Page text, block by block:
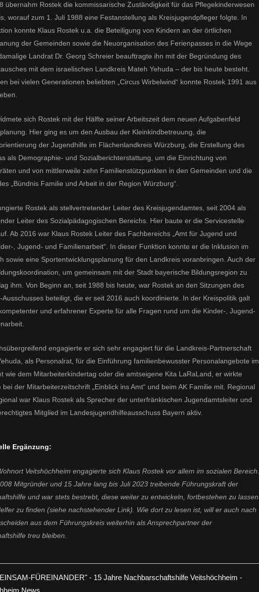
übernahm Rostek die kommissarische Zuständigkeit für das Pflegekinderwesen
worauf zum 1. Juli 1988 eine Festanstellung als Kreisjugendpfleger folgte. In
konnte Klaus Rostek u.a. die Beteiligung von Kindern an der örtlichen
der Gemeinden sowie die Neuorganisation des Ferienpasses in die Wege
Landrat Dr. Georg Schreier beauftragte ihn mit der Begründung des
mit dem israelischen Landkreis Mateh Yehuda – der bis heute besteht.
bei vielen Generationen beliebten „Circus Wirbelwind“ konnte Rostek 1991 aus
sich Rostek mit der Hälfte seiner Arbeitszeit dem neuen Aufgabenfeld
Hier ging es um den Ausbau der Kleinkindbetreuung, die
der Jugendhilfe im Flächenlandkreis Würzburg, die Erstellung des
als Demographie- und Sozialberichterstattung, um die Einrichtung von
und von mittlerweile zehn Familienstützpunkten in den Gemeinden und die
„Bündnis Familie und Arbeit in der Region Würzburg“.
Rostek als stellvertretender Leiter des Kreisjugendamtes, seit 2004 als
Leiter des Sozialpädagogischen Bereichs. Hier baute er die Servicestelle
Ab 2016 war Klaus Rostek Leiter des Fachbereichs „Amt für Jugend und
, Jugend- und Familienarbeit“. In dieser Funktion konnte er die Inklusion im
sowie eine Sportentwicklungsplanung für den Landkreis voranbringen. Auch der
um gemeinsam mit der Stadt bayerische Bildungsregion zu
ihm. Von Beginn an, seit 1988 bis heute, war Rostek an den Sitzungen des
Ausschusses beteiligt, die er seit 2016 auch koordinierte. In der Kreispolitik galt
und erfahrener Experte für alle Fragen rund um die Kinder-, Jugend-
engagierte er sich sehr engagiert für die Landkreis-Partnerschaft
als Personalrat, für die Einführung familienbewusster Personalangebote im
wie dem Mitarbeiterkindertag oder die amtseigene Kita LaRaLand, er wirkte
bei der Mitarbeiterzeitschrift „Einblick ins Amt“ und beim AK Familie mit. Regional
war Klaus Rostek als Sprecher der unterfränkischen Jugendamtsleiter und
Mitglied im Landesjugendhilfeausschuss Bayern aktiv.
Ergänzung:
Veitshöchheim engagierte sich Klaus Rostek vor allem im sozialen Bereich.
Mitgründer und 15 Jahre lang bis Juli 2023 treibende Führungskraft der
und war stets bestrebt, diese weiter zu entwickeln, fortbestehen zu lassen
zu finden (siehe nachstehender Link). Wie dort zu lesen ist, will er auch nach
aus dem Führungskreis weiterhin als Ansprechpartner der
treu bleiben.